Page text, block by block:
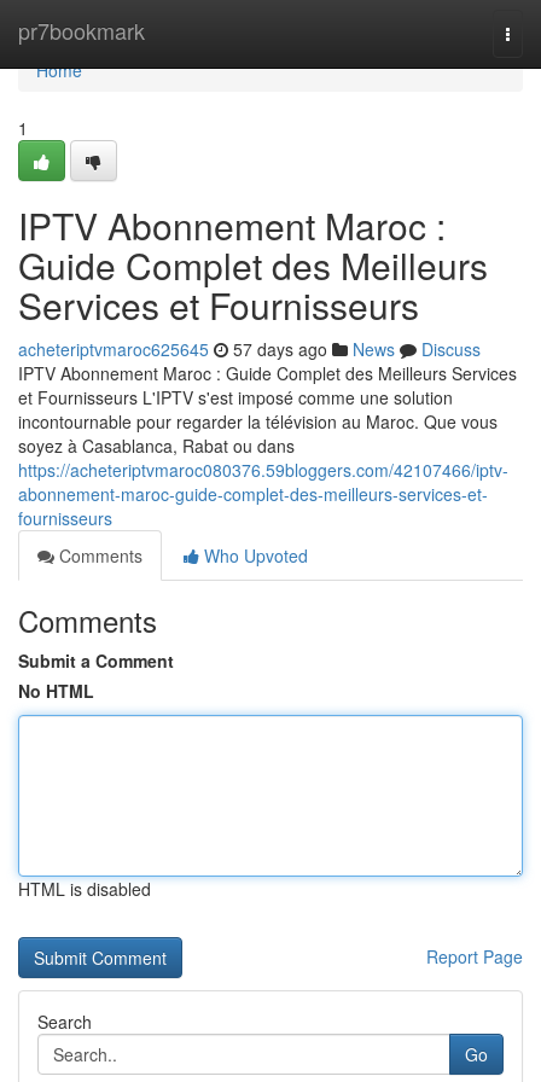
pr7bookmark
Home
Home
1
IPTV Abonnement Maroc :
Guide Complet des Meilleurs
Services et Fournisseurs
acheteriptvmaroc625645 57 days ago News
Discuss
IPTV Abonnement Maroc : Guide Complet des Meilleurs Services
et Fournisseurs L'IPTV s'est imposé comme une solution
incontournable pour regarder la télévision au Maroc. Que vous
soyez à Casablanca, Rabat ou dans
https://acheteriptvmaroc080376.59bloggers.com/42107466/iptv-
abonnement-maroc-guide-complet-des-meilleurs-services-et-
fournisseurs
Comments
Who Upvoted
Comments
Submit a Comment
No HTML
HTML is disabled
Report Page
Search
Go